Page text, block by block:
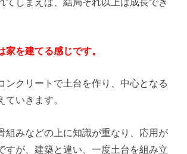
家を建てる感じです。
ンクリートで土台を作り、中心となる
ていきます。
組みなどの上に知識が重なり、応用が
すが、建築と違い、一度土台を組み立